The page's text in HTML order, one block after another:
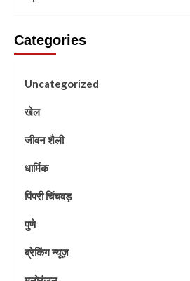
Categories
Uncategorized
खेल
जीवन शैली
धार्मिक
पिंपरी चिंचवड़
पुणे
ब्रेकिंग न्यूज़